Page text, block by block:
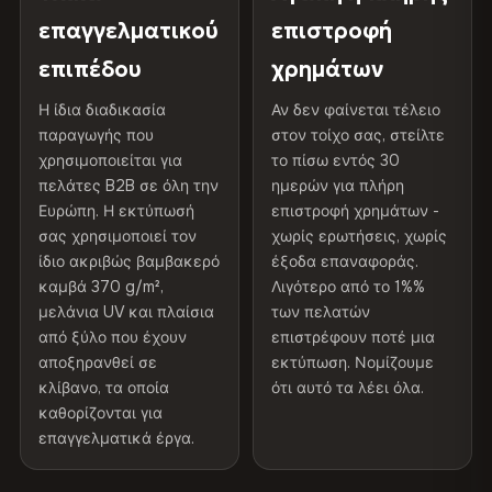
100% βαμβάκι
370 g/m² · Premium ματ φινίρισμα
ΑΠΟΣΤΟΛΉ & ΠΡΟΣΑΡΜΟΣΜΈΝΑ ΜΕΓΈΘΗ
Αποστέλλεται σε όλη την ΕΕ. Προσαρμοσμένα μεγέθη
διατίθενται κατόπιν αιτήματος.
Χρώματα που δεν ξεθωριάζουν
Μελάνια ανθεκτικά στην υπεριώδη ακτινοβολία, που
έχουν βαθμολογηθεί για μακροχρόνια διατήρηση του
χρώματος - ακόμη και στο άμεσο ηλιακό φως
Φαίνεται καλύτερο από τις φωτογραφίες
Προστατευτική
Βερνίκι ανθεκτικό στην
Εσωτερικού/
εξωτερικού χώρου
Συνιστάται η χρήση σε
εσωτερικούς χώρους
Made In Βουλγαρία, ΕΕ
Κωδικός προϊόντος VH-CP-15715
Διαβάστε την πλήρη πολιτική αποστολής και
επιστροφών
επαγγελματικού
επιπέδου
Η ίδια διαδικασία
παραγωγής που
χρησιμοποιείται για
πελάτες B2B σε όλη την
Ευρώπη. Η εκτύπωσή
σας χρησιμοποιεί τον
ίδιο ακριβώς βαμβακερό
καμβά 370 g/m²,
μελάνια UV και πλαίσια
από ξύλο που έχουν
αποξηρανθεί σε
κλίβανο, τα οποία
καθορίζονται για
επαγγελματικά έργα.
επιστροφή
χρημάτων
Αν δεν φαίνεται τέλειο
στον τοίχο σας, στείλτε
το πίσω εντός 30
ημερών για πλήρη
επιστροφή χρημάτων -
χωρίς ερωτήσεις, χωρίς
έξοδα επαναφοράς.
Λιγότερο από το 1%%
των πελατών
επιστρέφουν ποτέ μια
εκτύπωση. Νομίζουμε
ότι αυτό τα λέει όλα.